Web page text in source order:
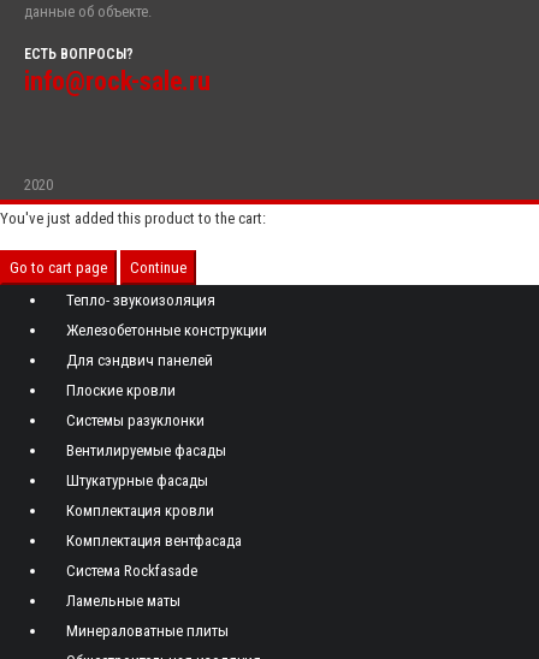
данные об объекте.
ЕСТЬ ВОПРОСЫ?
info@rock-sale.ru
2020
You've just added this product to the cart:
Go to cart page
Continue
Тепло- звукоизоляция
Железобетонные конструкции
Для сэндвич панелей
Плоские кровли
Системы разуклонки
Вентилируемые фасады
Штукатурные фасады
Комплектация кровли
Комплектация вентфасада
Система Rockfasade
Ламельные маты
Минераловатные плиты